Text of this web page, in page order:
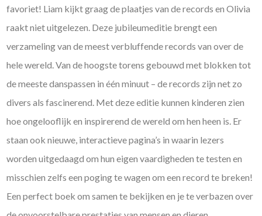
favoriet! Liam kijkt graag de plaatjes van de records en Olivia
raakt niet uitgelezen. Deze jubileumeditie brengt een
verzameling van de meest verbluffende records van over de
hele wereld. Van de hoogste torens gebouwd met blokken tot
de meeste danspassen in één minuut – de records zijn net zo
divers als fascinerend. Met deze editie kunnen kinderen zien
hoe ongelooflijk en inspirerend de wereld om hen heen is. Er
staan ook nieuwe, interactieve pagina’s in waarin lezers
worden uitgedaagd om hun eigen vaardigheden te testen en
misschien zelfs een poging te wagen om een record te breken!
Een perfect boek om samen te bekijken en je te verbazen over